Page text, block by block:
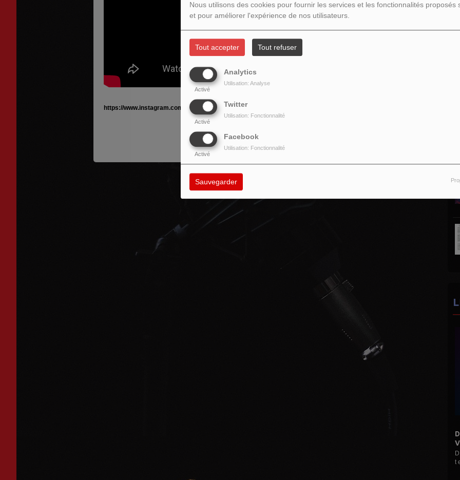
Nous utilisons des cookies pour fournir les services et les fonctionnalités proposés
et pour améliorer l'expérience de nos utilisateurs.
Tout accepter Tout refuser
Analytics
Activé
Utilisation: Analyse
Twitter
Activé
Utilisation: Fonctionnalité
Facebook
Activé
Utilisation: Fonctionnalité
Sauvegarder
https://www.instagram.com/p/DTihmP1DXID/
D Le Max (Hervé M) Mes disques pour vous 33